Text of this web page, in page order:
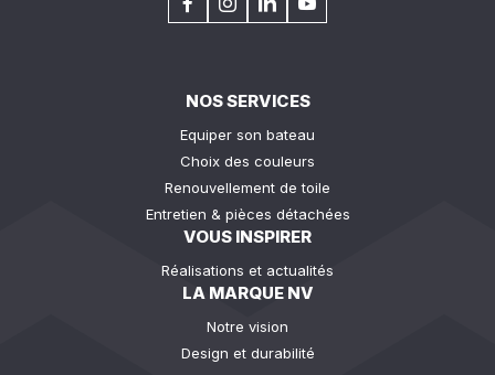
NOS SERVICES
Equiper son bateau
Choix des couleurs
Renouvellement de toile
Entretien & pièces détachées
VOUS INSPIRER
Réalisations et actualités
LA MARQUE NV
Notre vision
Design et durabilité